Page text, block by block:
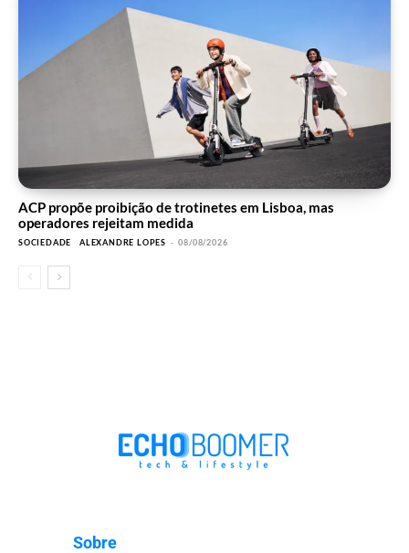
ACP propõe proibição de trotinetes em Lisboa, mas
operadores rejeitam medida
SOCIEDADE ALEXANDRE LOPES - 08/08/2026
Sobre